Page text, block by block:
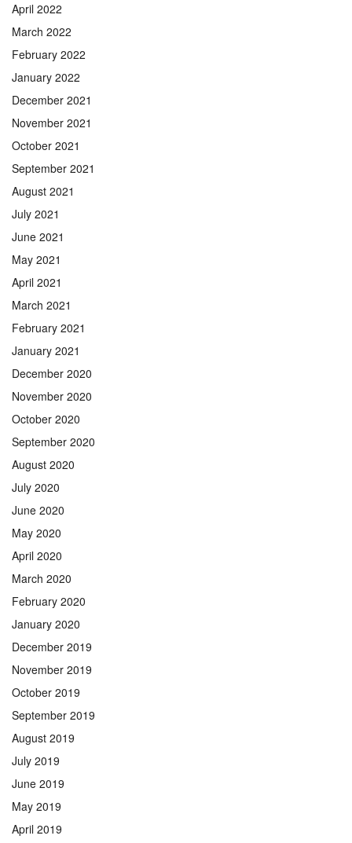
April 2022
March 2022
February 2022
January 2022
December 2021
November 2021
October 2021
September 2021
August 2021
July 2021
June 2021
May 2021
April 2021
March 2021
February 2021
January 2021
December 2020
November 2020
October 2020
September 2020
August 2020
July 2020
June 2020
May 2020
April 2020
March 2020
February 2020
January 2020
December 2019
November 2019
October 2019
September 2019
August 2019
July 2019
June 2019
May 2019
April 2019